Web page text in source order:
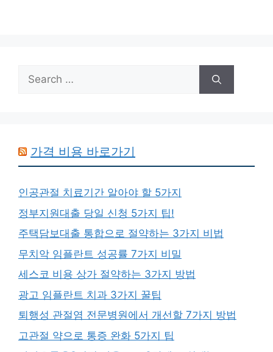
Search
for:
가격 비용 바로가기
인공관절 치료기간 알아야 할 5가지
정부지원대출 당일 신청 5가지 팁!
주택담보대출 통합으로 절약하는 3가지 비법
무치악 임플란트 성공률 7가지 비밀
세스코 비용 상가 절약하는 3가지 방법
광고 임플란트 치과 3가지 꿀팁
퇴행성 관절염 전문병원에서 개선할 7가지 방법
고관절 약으로 통증 완화 5가지 팁